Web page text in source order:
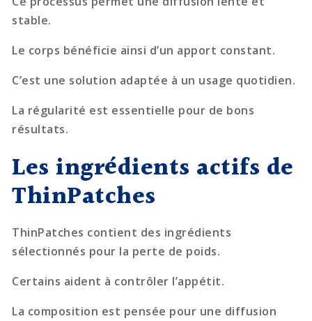
stable.
Le corps bénéficie ainsi d’un apport constant.
C’est une solution adaptée à un usage quotidien.
La régularité est essentielle pour de bons
résultats.
Les ingrédients actifs de
ThinPatches
ThinPatches contient des ingrédients
sélectionnés pour la perte de poids.
Certains aident à contrôler l’appétit.
La composition est pensée pour une diffusion